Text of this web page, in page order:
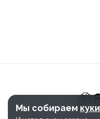
Мы собираем куки